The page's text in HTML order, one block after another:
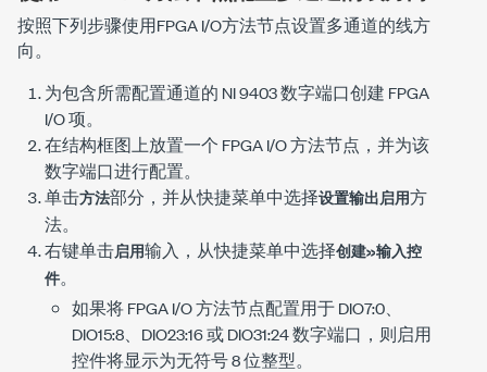
按照下列步骤使用FPGA I/O方法节点设置多通道的线方
向。
为包含所需配置通道的 NI 9403 数字端口创建 FPGA
I/O 项。
在结构框图上放置一个 FPGA I/O 方法节点，并为该
数字端口进行配置。
单击方法部分，并从快捷菜单中选择设置输出启用方
法。
右键单击启用输入，从快捷菜单中选择创建»输入控
件。
如果将 FPGA I/O 方法节点配置用于 DIO7:0、
DIO15:8、DIO23:16 或 DIO31:24 数字端口，则启用
控件将显示为无符号 8 位整型。